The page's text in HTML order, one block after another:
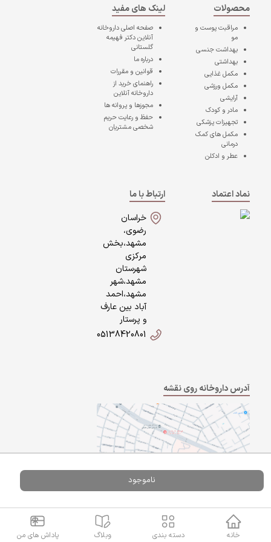
ناموجود
محصولات
مراقبت پوست و
مو
بهداشت جنسی
بهداشتی
مکمل غذایی
مکمل ورزشی
آرایشی
مادر و کودک
تجهیزات پزشکی
مکمل های کمک
درمانی
عطر و ادکلن
لینک های مفید
صفحه اصلیداروخانه
آنلاین دکتر فهیمه
گلستانی
درباره ما
قوانین و مقررات
راهنمای خرید از
داروخانه آنلاین
مجوزها و پروانه ها
حفظ و رعایت حریم
شخصی مشتریان
نماد اعتماد
ارتباط با ما
خراسان
رضوی،
مشهد،بخش
مرکزی
شهرستان
مشهد،شهر
مشهد،احمد
آباد بین عارف
و پرستار
05138420801
آدرس داروخانه روی نقشه
A Pluss
Powered By
خانه دسته بندی وبلاگ پاداش های من